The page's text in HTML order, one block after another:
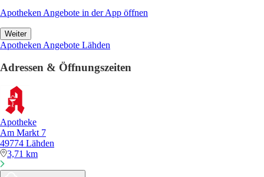
Apotheken Angebote in der App öffnen
Weiter
Apotheken Angebote Lähden
Adressen & Öffnungszeiten
Apotheke
Am Markt 7
49774 Lähden
3,71 km